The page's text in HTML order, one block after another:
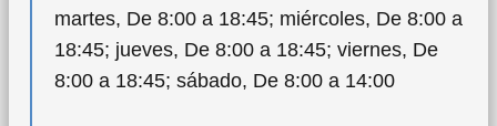
martes, De 8:00 a 18:45; miércoles, De 8:00 a
18:45; jueves, De 8:00 a 18:45; viernes, De
8:00 a 18:45; sábado, De 8:00 a 14:00